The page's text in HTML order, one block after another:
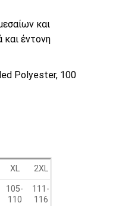
και
έντονη
Polyester, 100
XL
2XL
105-
110
111-
116